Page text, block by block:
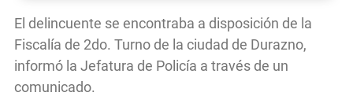
El delincuente se encontraba a disposición de la
Fiscalía de 2do. Turno de la ciudad de Durazno,
informó la Jefatura de Policía a través de un
comunicado.